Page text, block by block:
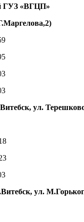
ГУЗ «ВГЦП»
ул.
ул.